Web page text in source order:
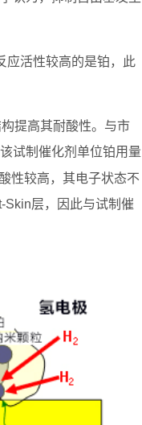
应活性较高的是铂，此
提高其耐酸性。与市
试制催化剂单位铂用量
性较高，其电子状态不
Skin层，因此与试制催